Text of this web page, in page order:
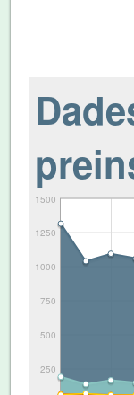
250
500
750
1000
1250
1500